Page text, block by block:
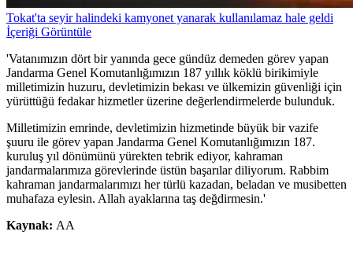
Tokat'ta seyir halindeki kamyonet yanarak kullanılamaz hale geldi
İçeriği Görüntüle
'Vatanımızın dört bir yanında gece gündüz demeden görev yapan
Jandarma Genel Komutanlığımızın 187 yıllık köklü birikimiyle
milletimizin huzuru, devletimizin bekası ve ülkemizin güvenliği için
yürüttüğü fedakar hizmetler üzerine değerlendirmelerde bulunduk.
Milletimizin emrinde, devletimizin hizmetinde büyük bir vazife
şuuru ile görev yapan Jandarma Genel Komutanlığımızın 187.
kuruluş yıl dönümünü yürekten tebrik ediyor, kahraman
jandarmalarımıza görevlerinde üstün başarılar diliyorum. Rabbim
kahraman jandarmalarımızı her türlü kazadan, beladan ve musibetten
muhafaza eylesin. Allah ayaklarına taş değdirmesin.'
Kaynak: AA